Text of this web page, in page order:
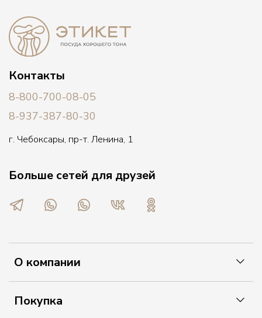
О компании
Покупка
Контакты
8-800-700-08-05
8-937-387-80-30
г. Чебоксары, пр-т. Ленина, 1
Больше сетей для друзей